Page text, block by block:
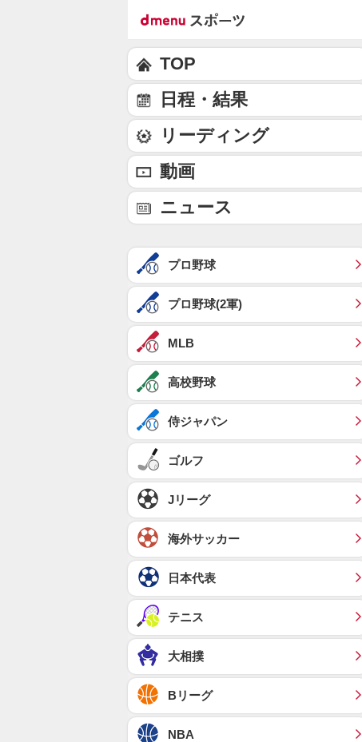
TOP
日程・結果
リーディング
動画
ニュース
プロ野球
プロ野球(2軍)
MLB
高校野球
侍ジャパン
ゴルフ
Jリーグ
海外サッカー
日本代表
テニス
大相撲
Bリーグ
NBA